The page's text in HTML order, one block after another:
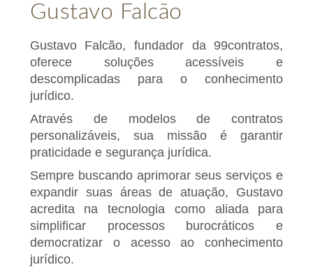
Gustavo Falcão
Gustavo Falcão, fundador da 99contratos,
oferece soluções acessíveis e
descomplicadas para o conhecimento
jurídico.
Através de modelos de contratos
personalizáveis, sua missão é garantir
praticidade e segurança jurídica.
Sempre buscando aprimorar seus serviços e
expandir suas áreas de atuação, Gustavo
acredita na tecnologia como aliada para
simplificar processos burocráticos e
democratizar o acesso ao conhecimento
jurídico.